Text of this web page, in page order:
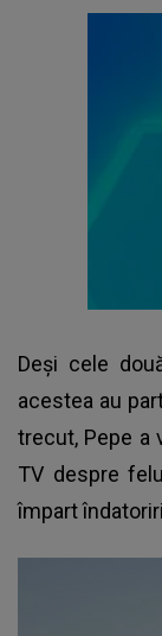
Deși cele
acestea au
trecut, Pepe a
TV despre
împart